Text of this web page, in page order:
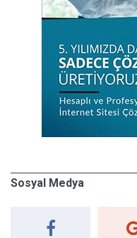
Sosyal Medya